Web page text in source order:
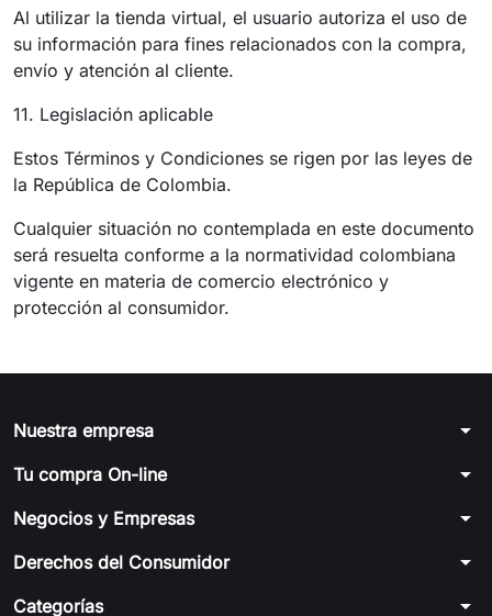
Al utilizar la tienda virtual, el usuario autoriza el uso de
su información para fines relacionados con la compra,
envío y atención al cliente.
11. Legislación aplicable
Estos Términos y Condiciones se rigen por las leyes de
la República de Colombia.
Cualquier situación no contemplada en este documento
será resuelta conforme a la normatividad colombiana
vigente en materia de comercio electrónico y
protección al consumidor.
Nuestra empresa arrow_drop_down
Tu compra On-line arrow_drop_down
Negocios y Empresas arrow_drop_down
Derechos del Consumidor arrow_drop_down
Categorías arrow_drop_down